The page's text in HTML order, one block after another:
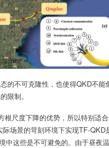
的不可克隆性，也使得QKD不
限制。
尺度下降的优势，所以特别适
场景的苛刻环境下实现TF-QKD
这些是不可避免的。由于昼夜